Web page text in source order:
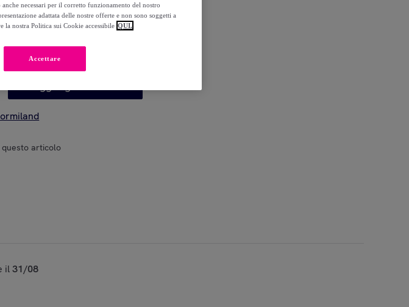
questo articolo
il31/08
necessari per il corretto funzionamento del nostro
adattata delle nostre offerte e non sono soggetti a
nostra Politica sui Cookie accessibile QUI.
Accettare